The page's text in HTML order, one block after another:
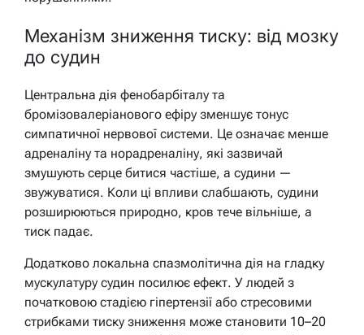
Механізм зниження тиску: від мозку
до судин
Центральна дія фенобарбіталу та
бромізовалеріанового ефіру зменшує тонус
симпатичної нервової системи. Це означає менше
адреналіну та норадреналіну, які зазвичай
змушують серце битися частіше, а судини —
звужуватися. Коли ці впливи слабшають, судини
розширюються природно, кров тече вільніше, а
тиск падає.
Додатково локальна спазмолітична дія на гладку
мускулатуру судин посилює ефект. У людей з
початковою стадією гіпертензії або стресовими
стрибками тиску зниження може становити 10–20